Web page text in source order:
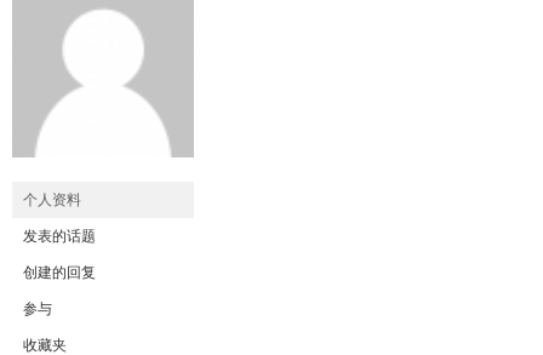
个人资料
发表的话题
创建的回复
参与
收藏夹